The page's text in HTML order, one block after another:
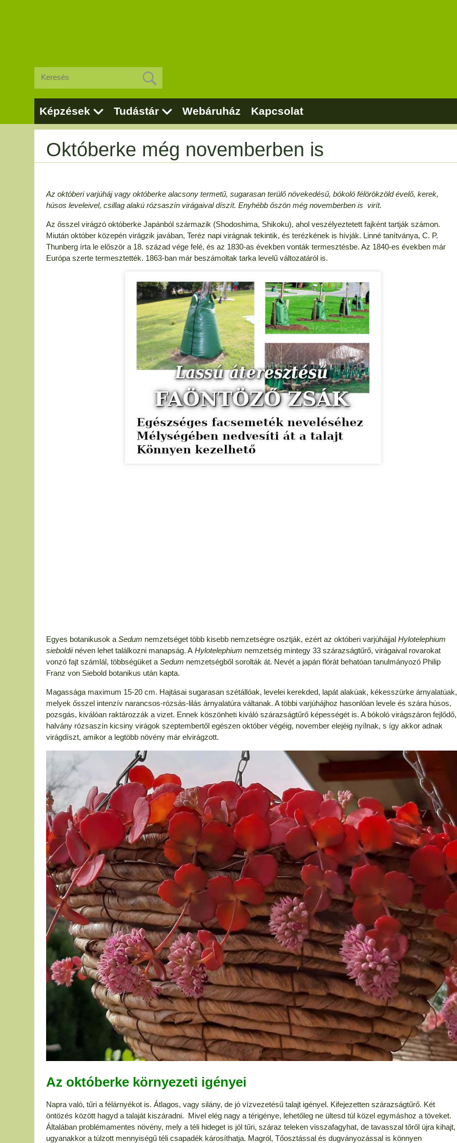
Képzések Tudástár Webáruház Kapcsolat
Októberke még novemberben is
Az októberi varjúháj vagy októberke alacsony termetű, sugarasan terülő növekedésű, bókoló félörökzöld évelő, kerek,
húsos leveleivel, csillag alakú rózsaszín virágaival díszít. Enyhébb őszön még novemberben is virít.
Az ősszel virágzó októberke Japánból származik (Shodoshima, Shikoku), ahol veszélyeztetett fajként tartják számon.
Miután október közepén virágzik javában, Teréz napi virágnak tekintik, és terézkének is hívják. Linné tanítványa, C. P.
Thunberg írta le először a 18. század vége felé, és az 1830-as években vonták termesztésbe. Az 1840-es években már
Európa szerte termesztették. 1863-ban már beszámoltak tarka levelű változatáról is.
Egyes botanikusok aSedum nemzetséget több kisebb nemzetségre osztják, ezért az októberi varjúhájjal Hylotelephium
sieboldiinéven lehet találkozni manapság. A Hylotelephium nemzetség mintegy 33 szárazságtűrő, virágaival rovarokat
vonzó fajt számlál, többségüket aSedum nemzetségből sorolták át. Nevét a japán flórát behatóan tanulmányozó Philip
Franz von Siebold botanikus után kapta.
Magassága maximum 15-20 cm. Hajtásai sugarasan szétállóak, levelei kerekded, lapát alakúak, kékesszürke árnyalatúak,
melyek ősszel intenzív narancsos-rózsás-lilás árnyalatúra váltanak. A többi varjúhájhoz hasonlóan levele és szára húsos,
pozsgás, kiválóan raktározzák a vizet. Ennek köszönheti kiváló szárazságtűrő képességét is. A bókoló virágszáron fejlődő,
halvány rózsaszín kicsiny virágok szeptembertől egészen október végéig, november elejéig nyílnak, s így akkor adnak
virágdíszt, amikor a legtöbb növény már elvirágzott.
Az októberke környezeti igényei
Napra való, tűri a félárnyékot is. Átlagos, vagy silány, de jó vízvezetésű talajt igényel. Kifejezetten szárazságtűrő. Két
öntözés között hagyd a talaját kiszáradni. Mivel elég nagy a térigénye, lehetőleg ne ültesd túl közel egymáshoz a töveket.
Általában problémamentes növény, mely a téli hideget is jól tűri, száraz teleken visszafagyhat, de tavasszal tőről újra kihajt,
ugyanakkor a túlzott mennyiségű téli csapadék károsíthatja. Magról, Tőosztással és dugványozással is könnyen